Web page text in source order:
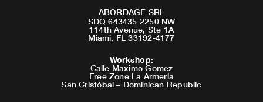
ABORDAGE SRL
SDQ 643435 2250 NW
114th Avenue, Ste 1A
Miami, FL 33192-4177
Workshop:
Calle Maximo Gomez
Free Zone La Armeria
San Cristóbal – Dominican Republic